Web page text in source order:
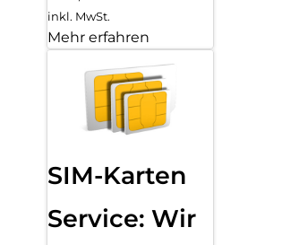
inkl. MwSt.
Mehr erfahren
SIM-Karten
Service: Wir